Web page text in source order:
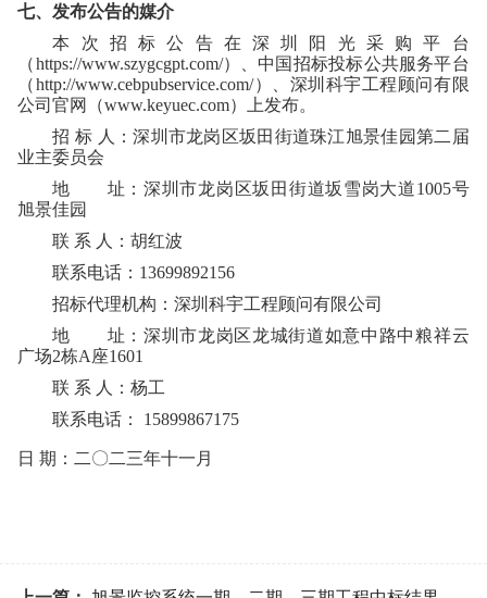
七、发布公告的媒介
本次招标公告在 深圳阳光采购平台
（https://www.szygcgpt.com/）、中国招标投标公共服务平台
（http://www.cebpubservice.com/）、深圳科宇工程顾问有限
公司官网（www.keyuec.com）上发布。
招 标 人：深圳市龙岗区坂田街道珠江旭景佳园第二届
业主委员会
地 址：深圳市龙岗区坂田街道坂雪岗大道1005号
旭景佳园
联 系 人：胡红波
联系电话： 13699892156
招标代理机构：深圳科宇工程顾问有限公司
地 址：深圳市龙岗区龙城街道如意中路中粮祥云
广场2栋A 座1601
联 系 人：杨工
联系电话： 15899867175
日 期：二〇二三年十一月